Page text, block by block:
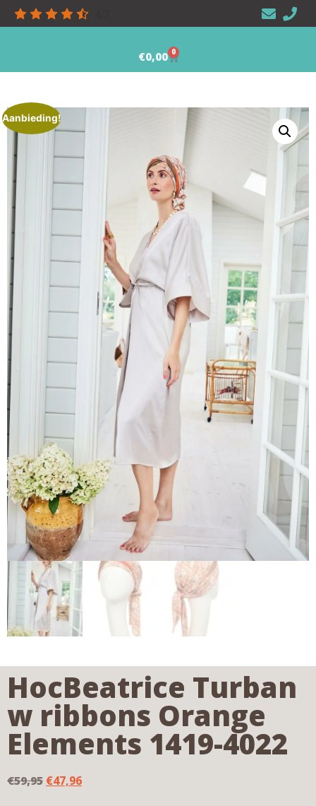
€0,00 0
Aanbieding!
HocBeatrice Turban
w ribbons Orange
Elements 1419-4022
€59,95 €47,96